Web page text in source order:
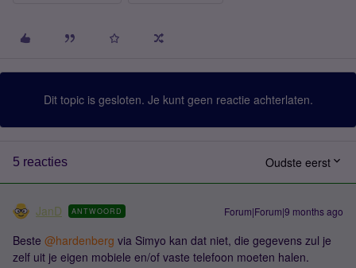
Dit topic is gesloten. Je kunt geen reactie achterlaten.
5 reacties Oudste eerst
JanD ANTWOORD Forum|Forum|9 months ago
Beste ​ @hardenberg via Simyo kan dat niet, die gegevens zul je
zelf uit je eigen mobiele en/of vaste telefoon moeten halen.